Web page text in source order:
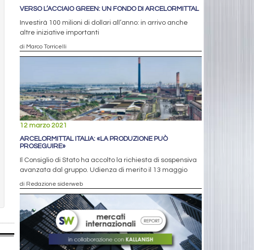
VERSO L’ACCIAIO GREEN: UN FONDO DI ARCELORMITTAL
Investirà 100 milioni di dollari all’anno: in arrivo anche
altre iniziative importanti
di Marco Torricelli
12 marzo 2021
ARCELORMITTAL ITALIA: «LA PRODUZIONE PUÒ
PROSEGUIRE»
Il Consiglio di Stato ha accolto la richiesta di sospensiva
avanzata dal gruppo. Udienza di merito il 13 maggio
di Redazione siderweb